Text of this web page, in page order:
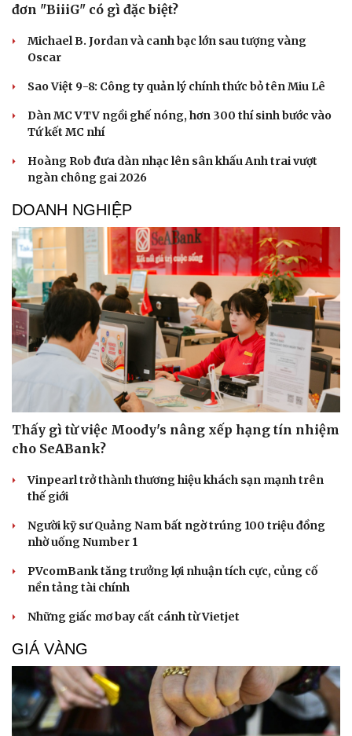
đơn "BiiiG" có gì đặc biệt?
Michael B. Jordan và canh bạc lớn sau tượng vàng
Oscar
Sao Việt 9-8: Công ty quản lý chính thức bỏ tên Miu Lê
Dàn MC VTV ngồi ghế nóng, hơn 300 thí sinh bước vào
Tứ kết MC nhí
Hoàng Rob đưa dàn nhạc lên sân khấu Anh trai vượt
ngàn chông gai 2026
DOANH NGHIỆP
Thấy gì từ việc Moody's nâng xếp hạng tín nhiệm
cho SeABank?
Vinpearl trở thành thương hiệu khách sạn mạnh trên
thế giới
Người kỹ sư Quảng Nam bất ngờ trúng 100 triệu đồng
nhờ uống Number 1
PVcomBank tăng trưởng lợi nhuận tích cực, củng cố
nền tảng tài chính
Những giấc mơ bay cất cánh từ Vietjet
GIÁ VÀNG